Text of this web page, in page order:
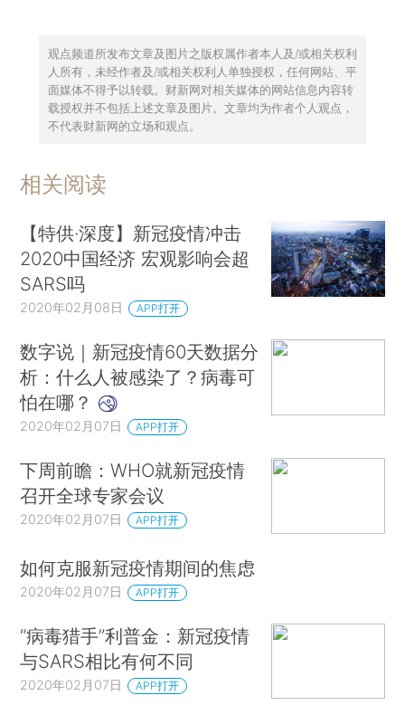
观点频道所发布文章及图片之版权属作者本人及/或相关权利
人所有，未经作者及/或相关权利人单独授权，任何网站、平
面媒体不得予以转载。财新网对相关媒体的网站信息内容转
载授权并不包括上述文章及图片。文章均为作者个人观点，
不代表财新网的立场和观点。
相关阅读
【特供·深度】新冠疫情冲击
2020中国经济 宏观影响会超
SARS吗
2020年02月08日 APP打开
数字说｜新冠疫情60天数据分
析：什么人被感染了？病毒可
怕在哪？
2020年02月07日 APP打开
下周前瞻：WHO就新冠疫情
召开全球专家会议
2020年02月07日 APP打开
如何克服新冠疫情期间的焦虑
2020年02月07日 APP打开
“病毒猎手”利普金：新冠疫情
与SARS相比有何不同
2020年02月07日 APP打开